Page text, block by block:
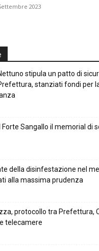
2023
stipula un patto di
stanziati fondi per
Forte Sangallo il memorial di
della disinfestazione nel
alla massima prudenza
protocollo tra Prefettura,
telecamere